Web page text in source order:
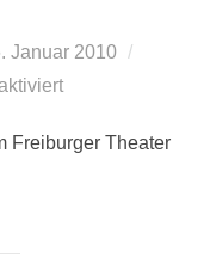
Januar 2010
Freiburger Theater